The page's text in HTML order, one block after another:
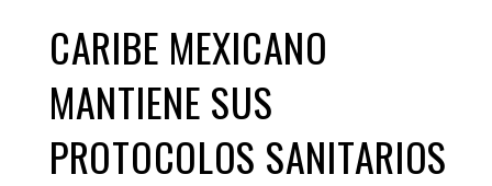
CARIBE MEXICANO
MANTIENE SUS
PROTOCOLOS SANITARIOS